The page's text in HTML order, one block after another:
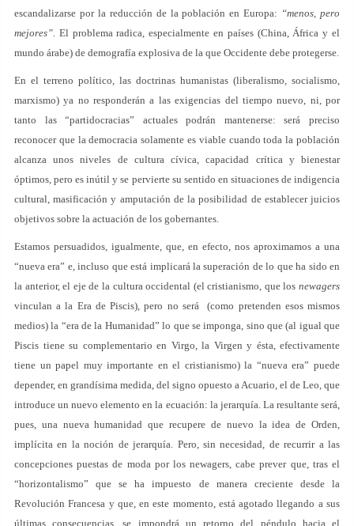
escandalizarse por la reducción de la población en Europa: “menos, pero
mejores”. El problema radica, especialmente en países (China, África y el
mundo árabe) de demografía explosiva de la que Occidente debe protegerse.
En el terreno político, las doctrinas humanistas (liberalismo, socialismo,
marxismo) ya no responderán a las exigencias del tiempo nuevo, ni, por
tanto las “partidocracias” actuales podrán mantenerse: será preciso
reconocer que la democracia solamente es viable cuando toda la población
alcanza unos niveles de cultura cívica, capacidad crítica y bienestar
óptimos, pero es inútil y se pervierte su sentido en situaciones de indigencia
cultural, masificación y amputación de la posibilidad de establecer juicios
objetivos sobre la actuación de los gobernantes.
Estamos persuadidos, igualmente, que, en efecto, nos aproximamos a una
“nueva era” e, incluso que está implicará la superación de lo que ha sido en
la anterior, el eje de la cultura occidental (el cristianismo, que los newagers
vinculan a la Era de Piscis), pero no será (como pretenden esos mismos
medios) la “era de la Humanidad” lo que se imponga, sino que (al igual que
Piscis tiene su complementario en Virgo, la Virgen y ésta, efectivamente
tiene un papel muy importante en el cristianismo) la “nueva era” puede
depender, en grandísima medida, del signo opuesto a Acuario, el de Leo, que
introduce un nuevo elemento en la ecuación: la jerarquía. La resultante será,
pues, una nueva humanidad que recupere de nuevo la idea de Orden,
implícita en la noción de jerarquía. Pero, sin necesidad, de recurrir a las
concepciones puestas de moda por los newagers, cabe prever que, tras el
“horizontalismo” que se ha impuesto de manera creciente desde la
Revolución Francesa y que, en este momento, está agotado llegando a sus
últimas consecuencias, se impondrá un retorno del péndulo hacia el